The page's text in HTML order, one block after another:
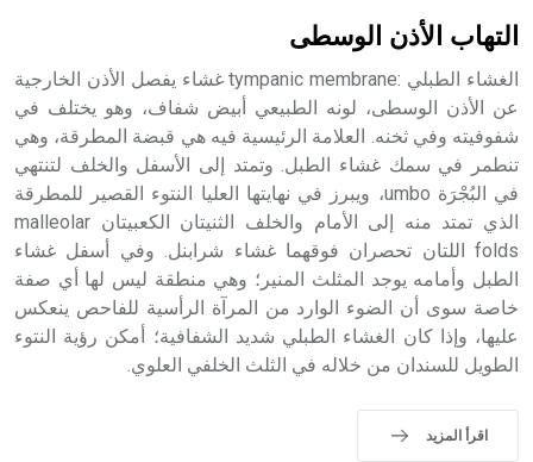
حيث تقتصر القيمة الصوتية للعلامة الك
التهاب الأذن الوسطى
الغشاء الطبلي :tympanic membrane غشاء يفصل الأذن الخارجية
عن الأذن الوسطى، لونه الطبيعي أبيض شفاف، وهو يختلف في
شفوفيته وفي ثخنه. العلامة الرئيسية فيه هي قبضة المطرقة، وهي
تنطمر في سمك غشاء الطبل. وتمتد إلى الأسفل والخلف لتنتهي
في البُجْرَة umbo، ويبرز في نهايتها العليا النتوء القصير للمطرقة
الذي تمتد منه إلى الأمام والخلف الثنيتان الكعبيتان malleolar
folds اللتان تحصران فوقهما غشاء شرابنل. وفي أسفل غشاء
الطبل وأمامه يوجد المثلث المنير؛ وهي منطقة ليس لها أي صفة
خاصة سوى أن الضوء الوارد من المرآة الرأسية للفاحص ينعكس
عليها، وإذا كان الغشاء الطبلي شديد الشفافية؛ أمكن رؤية النتوء
الطويل للسندان من خلاله في الثلث الخلفي العلوي.
اقرأ المزيد